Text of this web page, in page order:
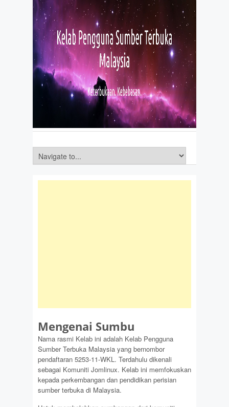
Mengenai Sumbu
Nama rasmi Kelab ini adalah Kelab Pengguna
Sumber Terbuka Malaysia yang bernombor
pendaftaran 5253-11-WKL. Terdahulu dikenali
sebagai Komuniti Jomlinux. Kelab ini memfokuskan
kepada perkembangan dan pendidikan perisian
sumber terbuka di Malaysia.